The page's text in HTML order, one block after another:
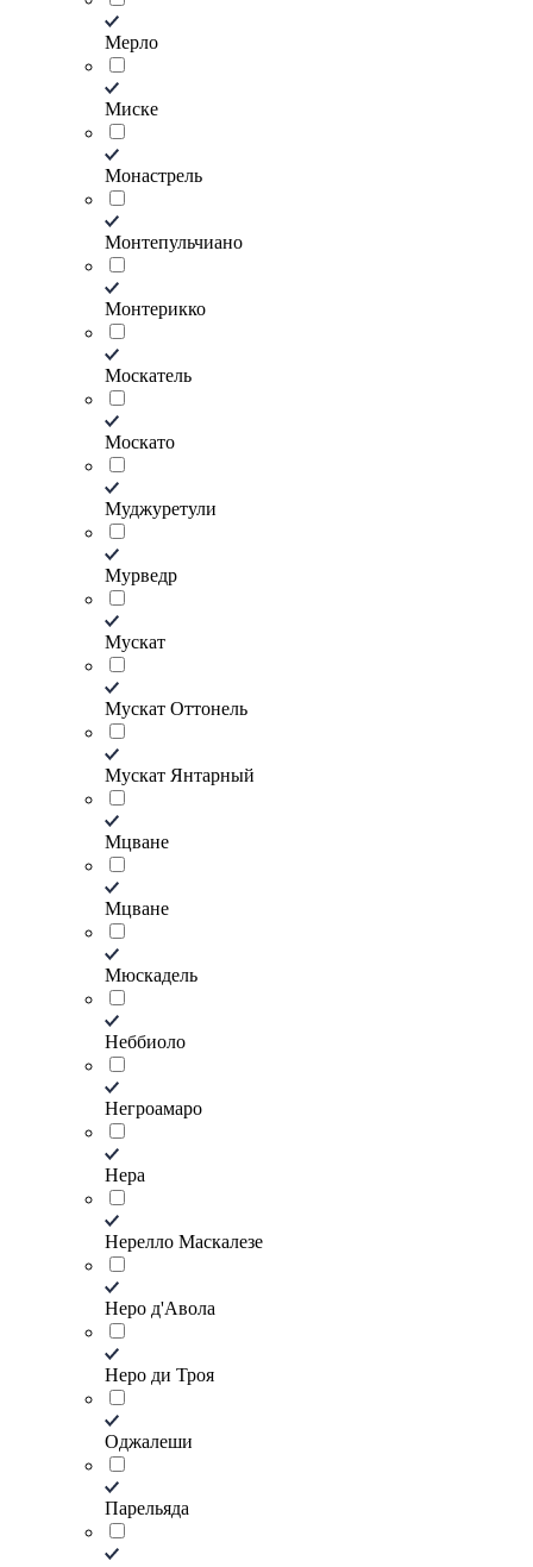
Мерло
Миске
Монастрель
Монтепульчиано
Монтерикко
Москатель
Москато
Муджуретули
Мурведр
Мускат
Мускат Оттонель
Мускат Янтарный
Мцване
Мцване
Мюскадель
Неббиоло
Негроамаро
Нера
Нерелло Маскалезе
Неро д'Авола
Неро ди Троя
Оджалеши
Парельяда